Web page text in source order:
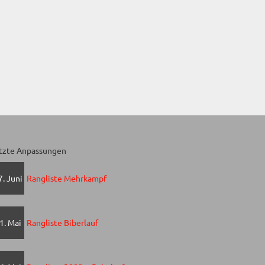
Anpassungen
Juni Rangliste Mehrkampf
Mai Rangliste Biberlauf